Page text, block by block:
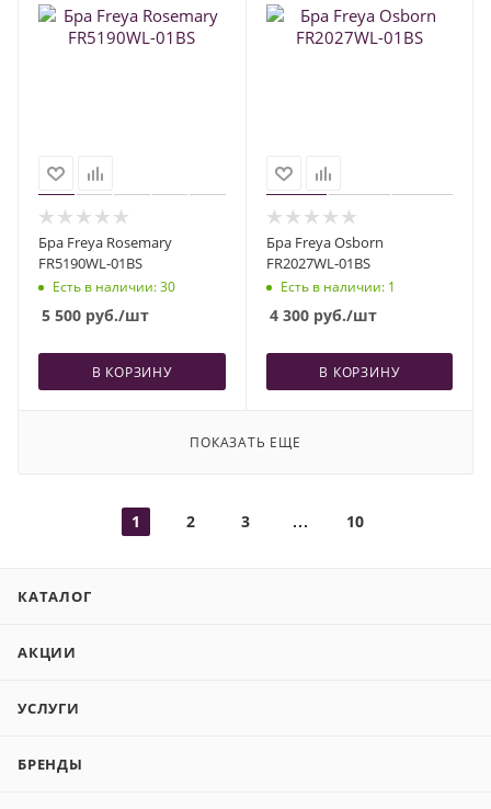
Бра Freya Rosemary
FR5190WL-01BS
Есть в наличии: 30
5 500 руб./шт
В КОРЗИНУ
Бра Freya Osborn
FR2027WL-01BS
Есть в наличии: 1
4 300руб./шт
В КОРЗИНУ
ПОКАЗАТЬ ЕЩЕ
1 2 3 10
КАТАЛОГ
АКЦИИ
УСЛУГИ
БРЕНДЫ